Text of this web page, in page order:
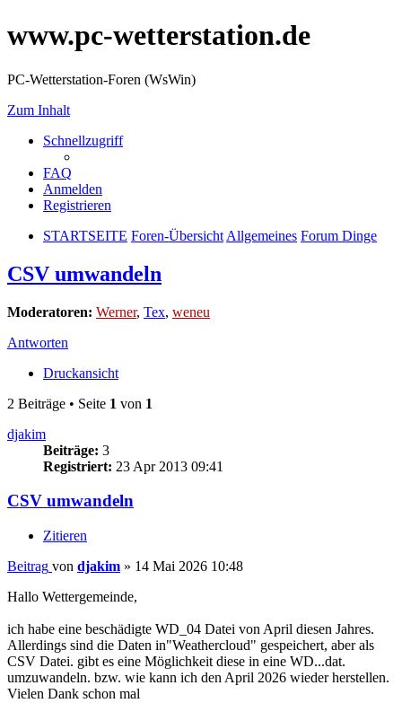
www.pc-wetterstation.de
PC-Wetterstation-Foren (WsWin)
Zum Inhalt
Schnellzugriff
FAQ
Anmelden
Registrieren
STARTSEITE Foren-Übersicht Allgemeines Forum Dinge
CSV umwandeln
Moderatoren: Werner, Tex, weneu
Antworten
Druckansicht
2 Beiträge • Seite 1 von 1
djakim
Beiträge: 3
Registriert: 23 Apr 2013 09:41
CSV umwandeln
Zitieren
Beitrag von djakim » 14 Mai 2026 10:48
Hallo Wettergemeinde,
ich habe eine beschädigte WD_04 Datei von April diesen Jahres.
Allerdings sind die Daten in"Weathercloud" gespeichert, aber als
CSV Datei. gibt es eine Möglichkeit diese in eine WD...dat.
umzuwandeln. bzw. wie kann ich den April 2026 wieder herstellen.
Vielen Dank schon mal